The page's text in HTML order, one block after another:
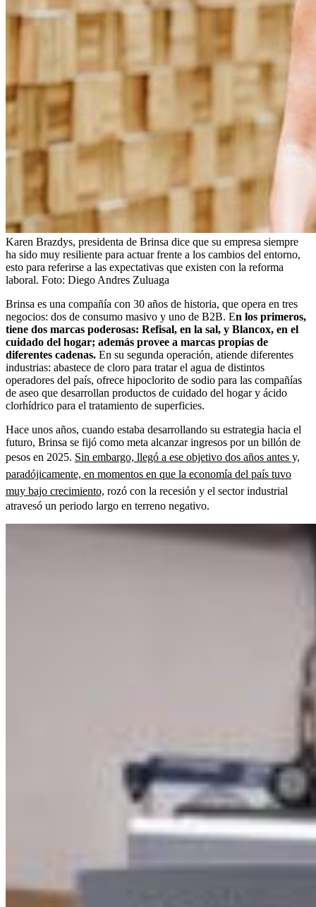
Karen Brazdys, presidenta de Brinsa dice que su empresa siempre
ha sido muy resiliente para actuar frente a los cambios del entorno,
esto para referirse a las expectativas que existen con la reforma
laboral. Foto: Diego Andres Zuluaga
Brinsa es una compañía con 30 años de historia, que opera en tres
negocios: dos de consumo masivo y uno de B2B. En los primeros,
tiene dos marcas poderosas: Refisal, en la sal, y Blancox, en el
cuidado del hogar; además provee a marcas propias de
diferentes cadenas. En su segunda operación, atiende diferentes
industrias: abastece de cloro para tratar el agua de distintos
operadores del país, ofrece hipoclorito de sodio para las compañías
de aseo que desarrollan productos de cuidado del hogar y ácido
clorhídrico para el tratamiento de superficies.
Hace unos años, cuando estaba desarrollando su estrategia hacia el
futuro, Brinsa se fijó como meta alcanzar ingresos por un billón de
pesos en 2025. Sin embargo, llegó a ese objetivo dos años antes y,
paradójicamente, en momentos en que la economía del país tuvo
muy bajo crecimiento, rozó con la recesión y el sector industrial
atravesó un periodo largo en terreno negativo.